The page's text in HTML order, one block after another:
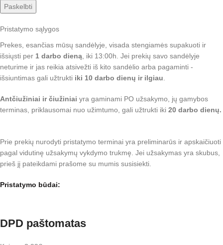
Pristatymo sąlygos
Prekes, esančias mūsų sandėlyje, visada stengiamės supakuoti ir
išsiųsti per 1 darbo dieną , iki 13:00h. Jei prekių savo sandėlyje
neturime ir jas reikia atsivežti iš kito sandėlio arba pagaminti -
išsiuntimas gali užtrukti iki 10 darbo dienų ir ilgiau
Antčiužiniai ir čiužiniai yra gaminami PO užsakymo, jų gamybos
terminas, priklausomai nuo užimtumo, gali užtrukti iki 20 darbo dienų.
Prie prekių nurodyti pristatymo terminai yra preliminarūs ir apskaičiuoti
pagal vidutinę užsakymų vykdymo trukmę. Jei užsakymas yra skubus,
prieš jį pateikdami prašome su mumis susisiekti.
Pristatymo būdai:
DPD paštomatas